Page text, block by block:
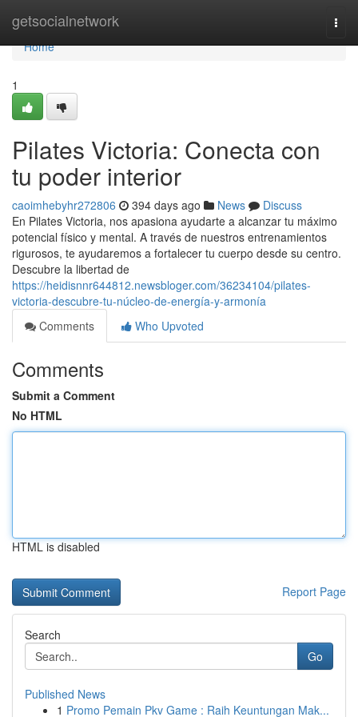
getsocialnetwork
Home
Home
1
Pilates Victoria: Conecta con
tu poder interior
caoimhebyhr272806 394 days ago News
Discuss
En Pilates Victoria, nos apasiona ayudarte a alcanzar tu máximo
potencial físico y mental. A través de nuestros entrenamientos
rigurosos, te ayudaremos a fortalecer tu cuerpo desde su centro.
Descubre la libertad de
https://heidisnnr644812.newsbloger.com/36234104/pilates-
victoria-descubre-tu-núcleo-de-energía-y-armonía
Comments
Who Upvoted
Comments
Submit a Comment
No HTML
HTML is disabled
Report Page
Search
Go
Published News
1 Promo Pemain Pkv Game : Raih Keuntungan Mak...